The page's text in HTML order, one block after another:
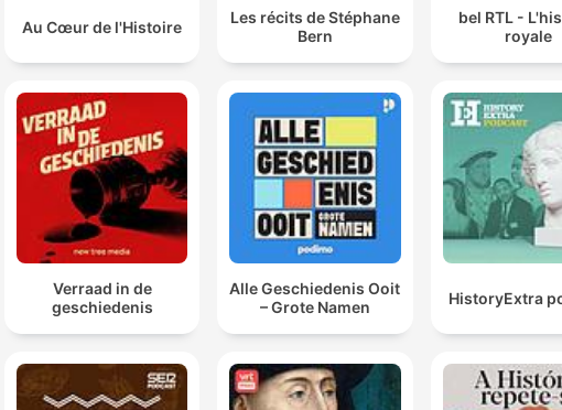
Au Cœur de l'Histoire
Les récits de Stéphane
Bern
bel RTL -
royale
Verraad in de
geschiedenis
Alle Geschiedenis Ooit
– Grote Namen
HistoryExtra